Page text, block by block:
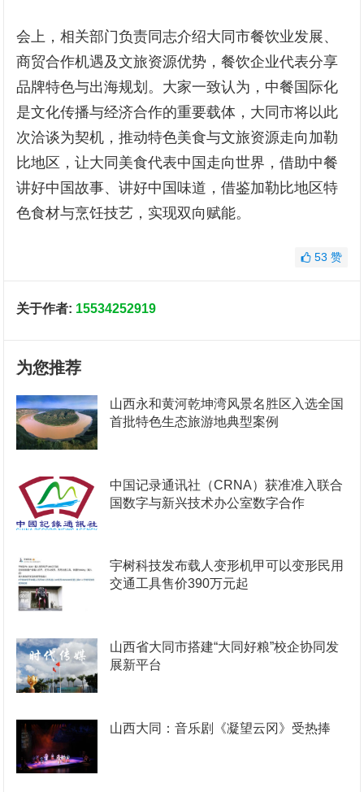
会上，相关部门负责同志介绍大同市餐饮业发展、
商贸合作机遇及文旅资源优势，餐饮企业代表分享
品牌特色与出海规划。大家一致认为，中餐国际化
是文化传播与经济合作的重要载体，大同市将以此
次洽谈为契机，推动特色美食与文旅资源走向加勒
比地区，让大同美食代表中国走向世界，借助中餐
讲好中国故事、讲好中国味道，借鉴加勒比地区特
色食材与烹饪技艺，实现双向赋能。
53 赞
关于作者: 15534252919
为您推荐
山西永和黄河乾坤湾风景名胜区入选全国
首批特色生态旅游地典型案例
中国记录通讯社（CRNA）获准准入联合
国数字与新兴技术办公室数字合作
宇树科技发布载人变形机甲可以变形民用
交通工具售价390万元起
山西省大同市搭建“大同好粮”校企协同发
展新平台
山西大同：音乐剧《凝望云冈》受热捧